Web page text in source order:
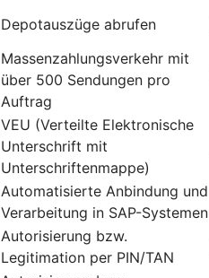
Depotauszüge abrufen
Massenzahlungsverkehr mit
über 500 Sendungen pro
Auftrag
VEU (Verteilte Elektronische
Unterschrift mit
Unterschriftenmappe)
Automatisierte Anbindung und
Verarbeitung in SAP-Systemen
Autorisierung bzw.
Legitimation per PIN/TAN